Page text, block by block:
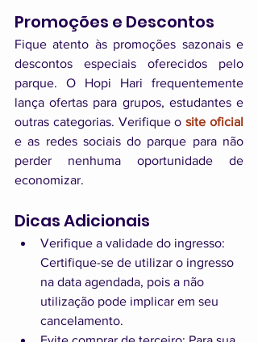
Promoções e Descontos
Fique atento às promoções sazonais e
descontos especiais oferecidos pelo
parque. O Hopi Hari frequentemente
lança ofertas para grupos, estudantes e
outras categorias. Verifique o site oficial
e as redes sociais do parque para não
perder nenhuma oportunidade de
economizar.
Dicas Adicionais
Verifique a validade do ingresso:
Certifique-se de utilizar o ingresso
na data agendada, pois a não
utilização pode implicar em seu
cancelamento.